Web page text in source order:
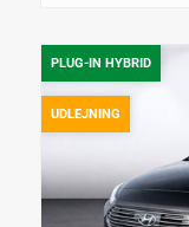
PLUG-IN HYBRID
UDLEJNING